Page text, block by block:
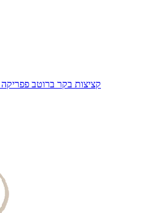
קציצות בקר ברוטב